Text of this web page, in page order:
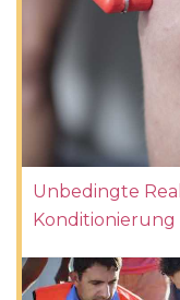
Unbedingte
Konditionierung